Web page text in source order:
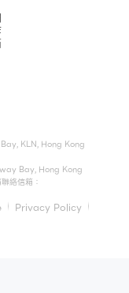
KLN, Hong Kong
Bay, Hong Kong
絡信箱：
Privacy Policy